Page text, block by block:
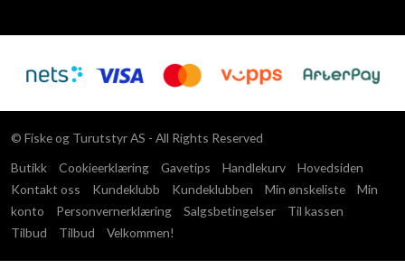
© Fiske og Turutstyr AS - All Rights Reserved
Butikk
Cookieerklæring Gavetips Handlekurv
Hovedsiden
Kontakt oss
Kundeklubb Kundeklubben Min ønskeliste
Min
konto
Personvernerklæring Salgsbetingelser
Til kassen
Tilbud
Tilbud Velkommen!